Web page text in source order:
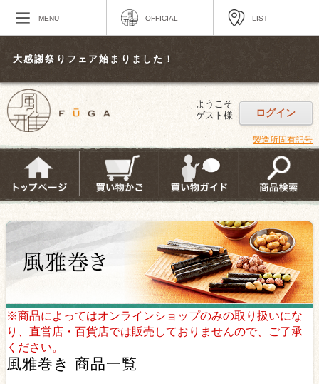
MENU OFFICIAL LIST
大感謝祭りフェア始まりました！
ようこそ
ゲスト様
ログイン
製造所固有記号
※商品によってはオンラインショップのみの取り扱いにな
り、直営店・百貨店では販売しておりませんので、ご了承
ください。
風雅巻き 商品一覧